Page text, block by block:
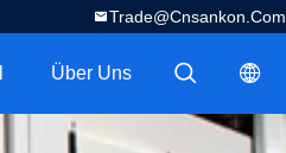
Trade@cnsankon.com
Über Uns